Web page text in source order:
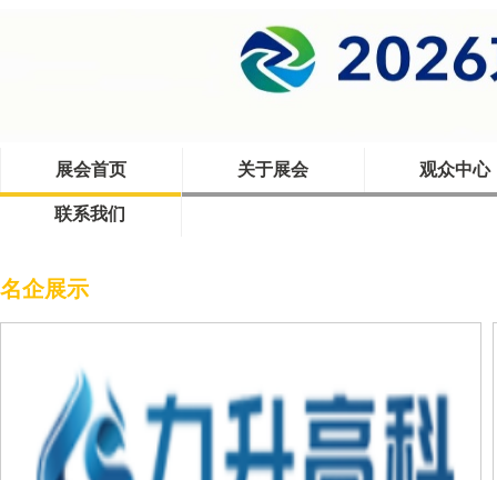
展会首页 关于展会 观众中心
联系我们
首页 > 名企展示
名企展示